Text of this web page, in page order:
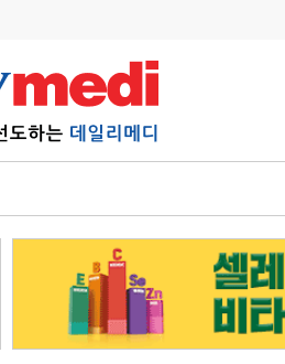
6
관리급여 실시
지필공 지원책
수련환경 개선
의과대학 입시
~2026-08-31
채용시까지